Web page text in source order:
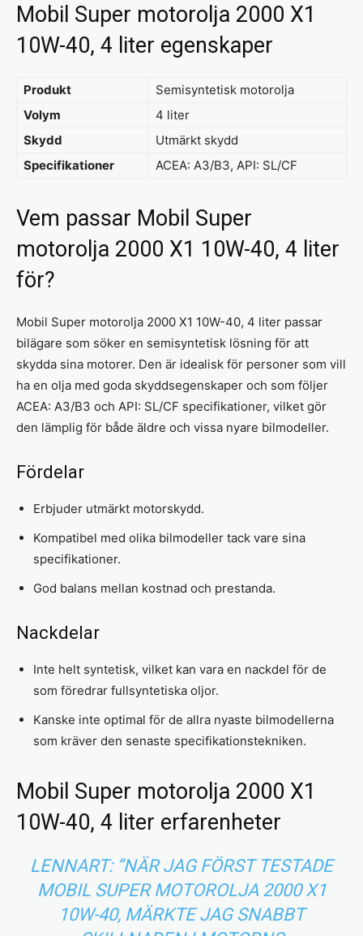
Mobil Super motorolja 2000 X1
10W-40, 4 liter egenskaper
Produkt
Semisyntetisk motorolja
Volym
4 liter
Skydd
Utmärkt skydd
Specifikationer
ACEA: A3/B3, API: SL/CF
Vem passar Mobil Super
motorolja 2000 X1 10W-40, 4 liter
för?
Mobil Super motorolja 2000 X1 10W-40, 4 liter passar
bilägare som söker en semisyntetisk lösning för att
skydda sina motorer. Den är idealisk för personer som vill
ha en olja med goda skyddsegenskaper och som följer
ACEA: A3/B3 och API: SL/CF specifikationer, vilket gör
den lämplig för både äldre och vissa nyare bilmodeller.
Fördelar
Erbjuder utmärkt motorskydd.
Kompatibel med olika bilmodeller tack vare sina
specifikationer.
God balans mellan kostnad och prestanda.
Nackdelar
Inte helt syntetisk, vilket kan vara en nackdel för de
som föredrar fullsyntetiska oljor.
Kanske inte optimal för de allra nyaste bilmodellerna
som kräver den senaste specifikationstekniken.
Mobil Super motorolja 2000 X1
10W-40, 4 liter erfarenheter
LENNART: ”NÄR JAG FÖRST TESTADE
MOBIL SUPER MOTOROLJA 2000 X1
10W-40, MÄRKTE JAG SNABBT